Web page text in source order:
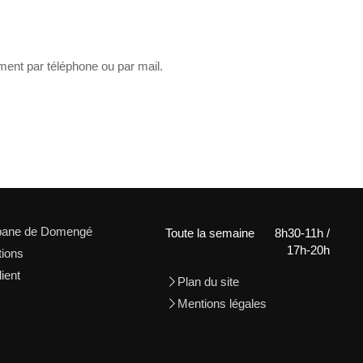
par téléphone ou par mail.
de Domengé
Toute la semaine
8h30-11h /
17h-20h
Plan du site
Mentions légales